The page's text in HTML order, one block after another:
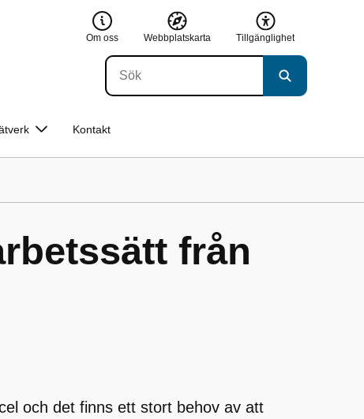
Om oss Webbplatskarta Tillgänglighet
Kontakt
från
och det finns ett stort behov av att